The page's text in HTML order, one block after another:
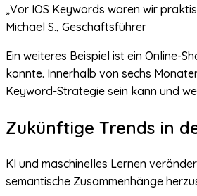
„Vor IOS Keywords waren wir
Michael S., Geschäftsführer
Ein weiteres Beispiel ist ein Online-
konnte. Innerhalb von sechs
Keyword-Strategie sein kann und
Zukünftige Trends in
KI und maschinelles Lernen
semantische Zusammenhänge